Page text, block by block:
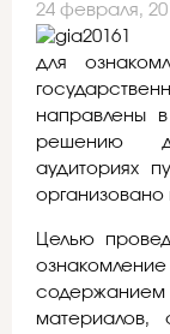
24 февраля,
для
направлены
решению
аудиториях
Целью
материалов,